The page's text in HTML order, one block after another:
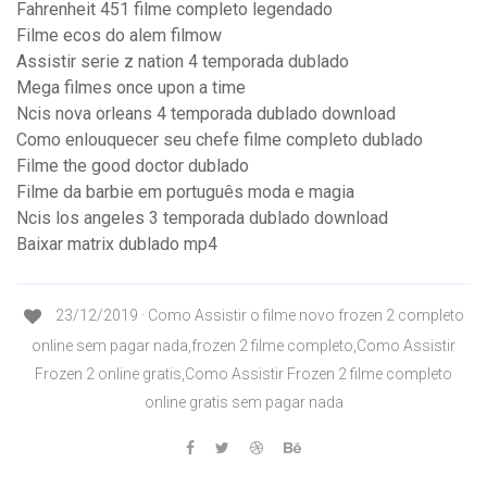
Fahrenheit 451 filme completo legendado
Filme ecos do alem filmow
Assistir serie z nation 4 temporada dublado
Mega filmes once upon a time
Ncis nova orleans 4 temporada dublado download
Como enlouquecer seu chefe filme completo dublado
Filme the good doctor dublado
Filme da barbie em português moda e magia
Ncis los angeles 3 temporada dublado download
Baixar matrix dublado mp4
23/12/2019 · Como Assistir o filme novo frozen 2 completo
online sem pagar nada,frozen 2 filme completo,Como Assistir
Frozen 2 online gratis,Como Assistir Frozen 2 filme completo
online gratis sem pagar nada